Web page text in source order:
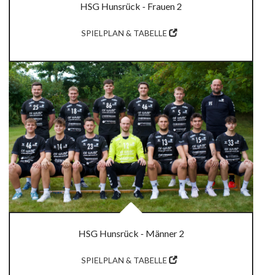
HSG Hunsrück - Frauen 2
SPIELPLAN & TABELLE
HSG Hunsrück - Männer 2
SPIELPLAN & TABELLE